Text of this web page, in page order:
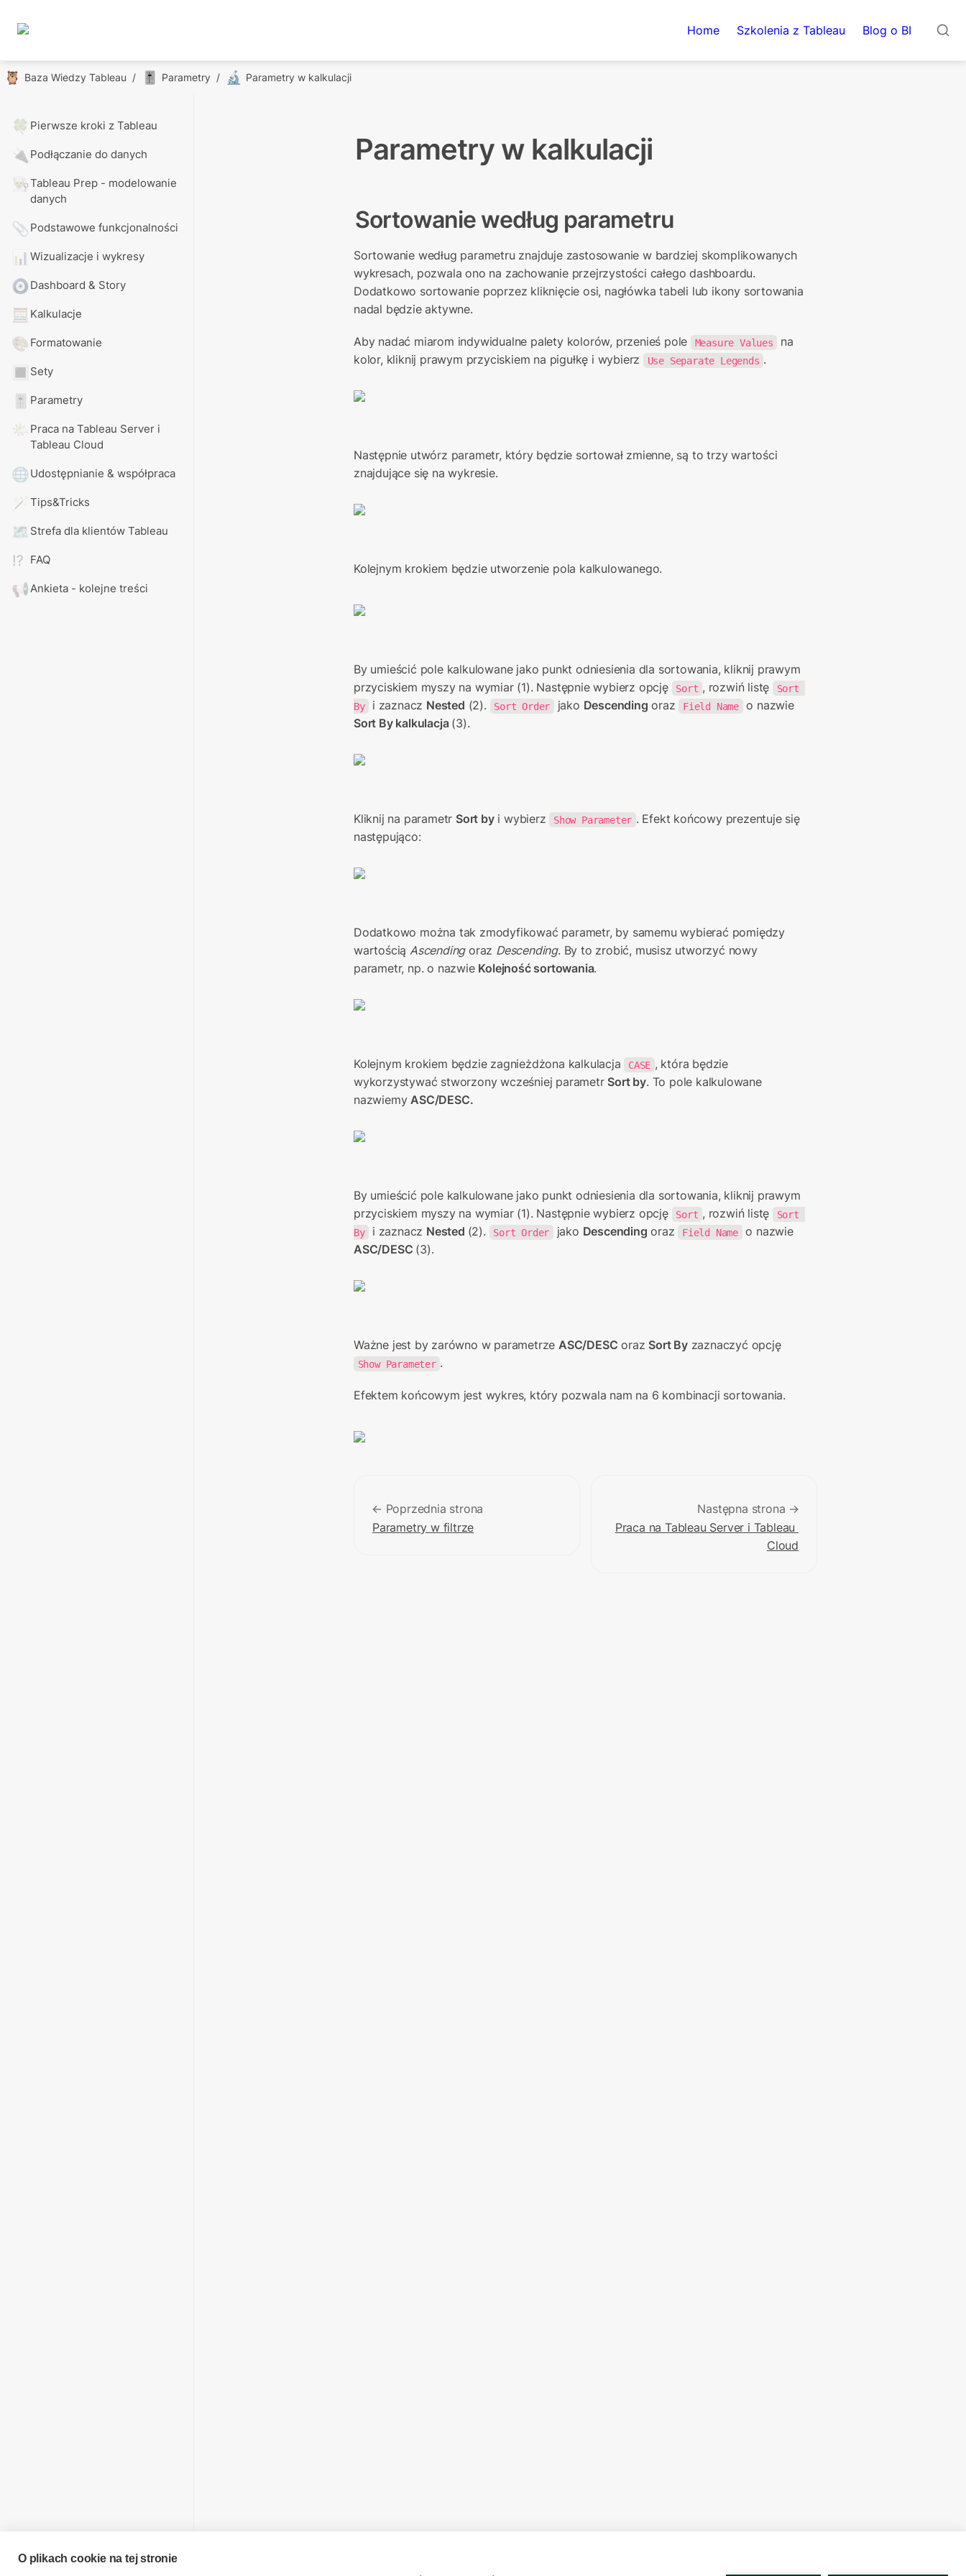
Home Szkolenia z Tableau Blog o BI
🦉 Baza Wiedzy Tableau / 🎚️ Parametry / 🔬 Parametry w kalkulacji
🍀 Pierwsze kroki z Tableau
🔌 Podłączanie do danych
👨🏼‍🍳Tableau Prep - modelowanie
danych
📎 Podstawowe funkcjonalności
📊 Wizualizacje i wykresy
🧿 Dashboard & Story
🧮 Kalkulacje
🎨 Formatowanie
🔳 Sety
🎚️ Parametry
🌤️ Praca na Tableau Server i
Tableau Cloud
🌐Udostępnianie & współpraca
🪄 Tips&Tricks
🗺️ Strefa dla klientów Tableau
⁉️ FAQ
📢Ankieta - kolejne treści
Parametry w kalkulacji
Sortowanie według parametru
Sortowanie według parametru znajduje zastosowanie w bardziej skomplikowanych
wykresach, pozwala ono na zachowanie przejrzystości całego dashboardu.
Dodatkowo sortowanie poprzez kliknięcie osi, nagłówka tabeli lub ikony sortowania
nadal będzie aktywne.
Aby nadać miarom indywidualne palety kolorów, przenieś pole Measure Values
na
kolor, kliknij prawym przyciskiem na pigułkę i wybierz
Use Separate Legends .
Następnie utwórz parametr, który będzie sortował zmienne, są to trzy wartości
znajdujące się na wykresie.
Kolejnym krokiem będzie utworzenie pola kalkulowanego.
By umieścić pole kalkulowane jako punkt odniesienia dla sortowania, kliknij prawym
przyciskiem myszy na wymiar (1). Następnie wybierz opcję
Sort , rozwiń listę
Sort
By
i zaznacz Nested (2). Sort Order jako Descending oraz Field Name
o nazwie
Sort By kalkulacja (3).
Kliknij na parametr Sort by i wybierz Show Parameter . Efekt końcowy prezentuje się
następująco:
Dodatkowo można tak zmodyfikować parametr, by samemu wybierać pomiędzy
wartością Ascending oraz Descending. By to zrobić, musisz utworzyć nowy
parametr, np. o nazwie Kolejność sortowania.
Kolejnym krokiem będzie zagnieżdżona kalkulacja CASE , która będzie
wykorzystywać stworzony wcześniej parametr Sort by. To pole kalkulowane
nazwiemy ASC/DESC.
By umieścić pole kalkulowane jako punkt odniesienia dla sortowania, kliknij prawym
przyciskiem myszy na wymiar (1). Następnie wybierz opcję
Sort , rozwiń listę
Sort
By
i zaznacz Nested (2). Sort Order jako Descending oraz Field Name
o nazwie
ASC/DESC (3).
Ważne jest by zarówno w parametrze ASC/DESC oraz Sort By zaznaczyć opcję
Show Parameter .
Efektem końcowym jest wykres, który pozwala nam na 6 kombinacji sortowania.
← Poprzednia strona
Parametry w filtrze
Następna strona →
Praca na Tableau Server i Tableau
Cloud
O plikach cookie na tej stronie